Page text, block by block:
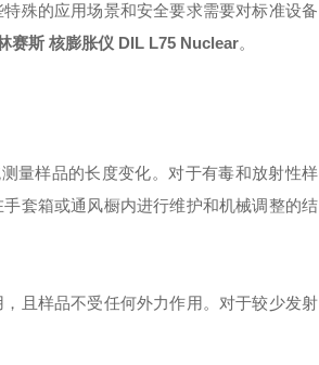
殊的应用场景和安全要求需要对标准设备
赛斯 核膨胀仪 DIL L75 Nuclear。
量样品的长度变化。对于有毒和放射性样
套箱或通风橱内进行维护和机械调整的结
且样品不受任何外力作用。对于较少发射